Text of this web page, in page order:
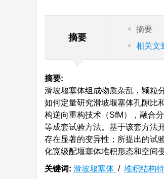
摘要
摘要
相关文
摘要:
滑坡堰塞体组成物质杂乱，颗粒
如何定量研究滑坡堰塞体孔隙比
构逆向重构技术（SfM），融合
等成套试验方法。基于该套方法
存在显著的变异性；所提出的试
化宽级配堰塞体堆积形态和空间
关键词: 滑坡堰塞体 / 堆积结构